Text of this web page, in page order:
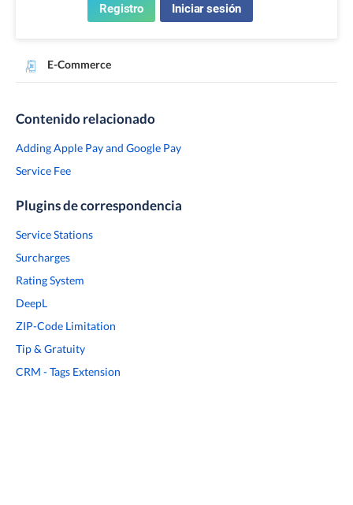
Registro Iniciar sesión
E-Commerce
Contenido relacionado
Adding Apple Pay and Google Pay
Service Fee
Plugins de correspondencia
Service Stations
Surcharges
Rating System
DeepL
ZIP-Code Limitation
Tip & Gratuity
CRM - Tags Extension